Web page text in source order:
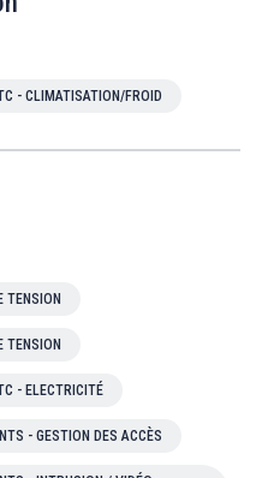
- CLIMATISATION/FROID
TENSION
TENSION
- ELECTRICITÉ
- GESTION DES ACCÈS